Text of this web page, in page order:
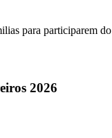
para participarem
2026